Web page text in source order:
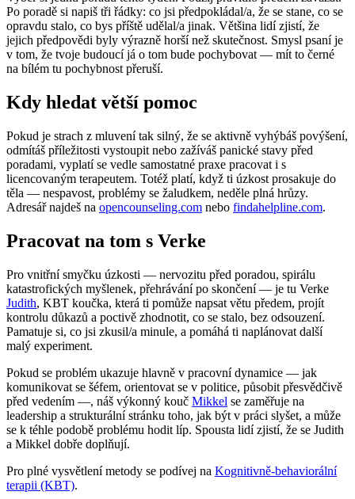
Po poradě si napiš tři řádky: co jsi předpokládal/a, že se stane, co se
opravdu stalo, co bys příště udělal/a jinak. Většina lidí zjistí, že
jejich předpovědi byly výrazně horší než skutečnost. Smysl psaní je
v tom, že tvoje budoucí já o tom bude pochybovat — mít to černé
na bílém tu pochybnost přeruší.
Kdy hledat větší pomoc
Pokud je strach z mluvení tak silný, že se aktivně vyhýbáš povýšení,
odmítáš příležitosti vystoupit nebo zažíváš panické stavy před
poradami, vyplatí se vedle samostatné praxe pracovat i s
licencovaným terapeutem. Totéž platí, když ti úzkost prosakuje do
těla — nespavost, problémy se žaludkem, neděle plná hrůzy.
Adresář najdeš na opencounseling.com nebo findahelpline.com.
Pracovat na tom s Verke
Pro vnitřní smyčku úzkosti — nervozitu před poradou, spirálu
katastrofických myšlenek, přehrávání po skončení — je tu Verke
Judith, KBT koučka, která ti pomůže napsat větu předem, projít
kontrolu důkazů a poctivě zhodnotit, co se stalo, bez odsouzení.
Pamatuje si, co jsi zkusil/a minule, a pomáhá ti naplánovat další
malý experiment.
Pokud se problém ukazuje hlavně v pracovní dynamice — jak
komunikovat se šéfem, orientovat se v politice, působit přesvědčivě
před vedením —, náš výkonný kouč Mikkel se zaměřuje na
leadership a strukturální stránku toho, jak být v práci slyšet, a může
se k téhle podobě problému hodit líp. Spousta lidí zjistí, že se Judith
a Mikkel dobře doplňují.
Pro plné vysvětlení metody se podívej na Kognitivně-behaviorální
terapii (KBT).